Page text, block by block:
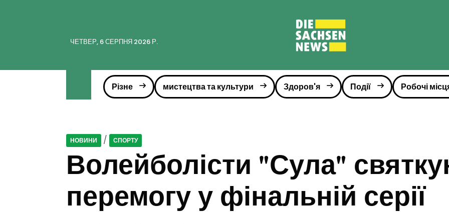
ЧЕТВЕР, 6 СЕРПНЯ 2026 Р.
Різне мистецтва та культури Здоров'я Події Робочі
НОВИНИ / СПОРТУ
Волейболісти "Сула"
перемогу у фінальній серії